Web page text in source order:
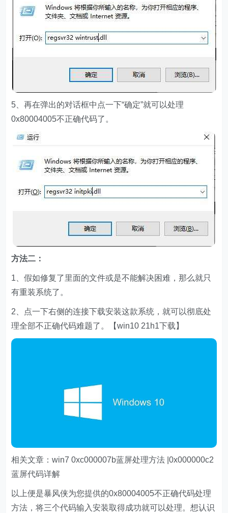
5、再在弹出的对话框中点一下“确定”就可以处理
0x80004005不正确代码了。
方法二：
1、假如修复了里面的文件或是不能解决困难，那么就只
有重装系统了。
2、点一下右侧的连接下载安装这款系统，就可以彻底处
理全部不正确代码难题了。【win10 21h1下载】
相关文章：win7 0xc000007b蓝屏处理方法 |0x000000c2
蓝屏代码详解
以上便是暴风侠为您提供的0x80004005不正确代码处理
方法，将三个代码输入安装取得成功就可以处理。想认识